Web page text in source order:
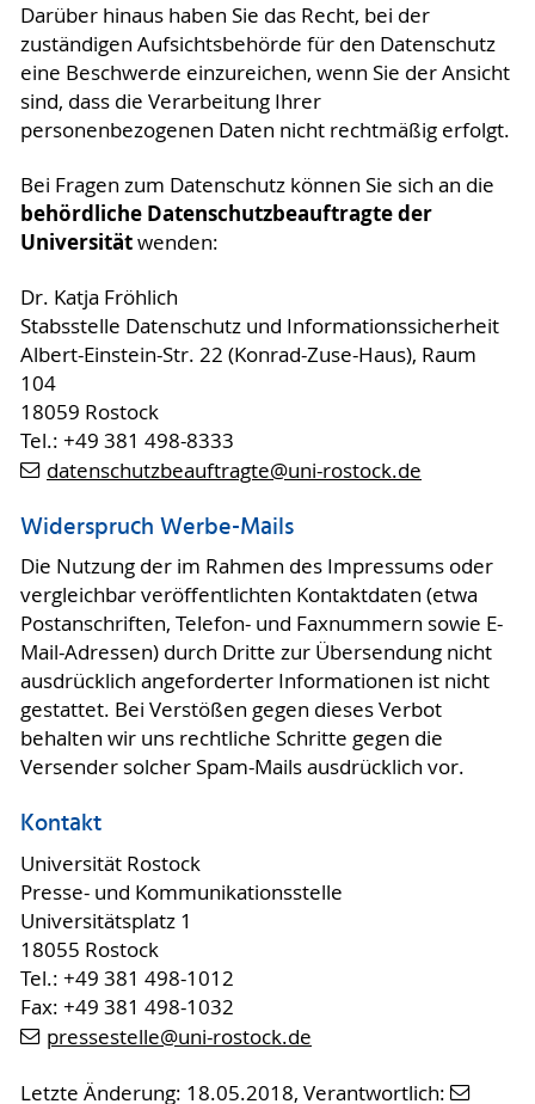
Darüber hinaus haben Sie das Recht, bei der
zuständigen Aufsichtsbehörde für den Datenschutz
eine Beschwerde einzureichen, wenn Sie der Ansicht
sind, dass die Verarbeitung Ihrer
personenbezogenen Daten nicht rechtmäßig erfolgt.
Bei Fragen zum Datenschutz können Sie sich an die
behördliche Datenschutzbeauftragte der
Universitätwenden:
Dr. Katja Fröhlich
Stabsstelle Datenschutz und Informationssicherheit
Albert-Einstein-Str. 22 (Konrad-Zuse-Haus), Raum
104
18059 Rostock
Tel.: +49 381 498-8333
datenschutzbeauftragte@uni-rostock.de
Widerspruch Werbe-Mails
Die Nutzung der im Rahmen des Impressums oder
vergleichbar veröffentlichten Kontaktdaten (etwa
Postanschriften, Telefon- und Faxnummern sowie E-
Mail-Adressen) durch Dritte zur Übersendung nicht
ausdrücklich angeforderter Informationen ist nicht
gestattet. Bei Verstößen gegen dieses Verbot
behalten wir uns rechtliche Schritte gegen die
Versender solcher Spam-Mails ausdrücklich vor.
Kontakt
Universität Rostock
Presse- und Kommunikationsstelle
Universitätsplatz 1
18055 Rostock
Tel.: +49 381 498-1012
Fax: +49 381 498-1032
pressestelle@uni-rostock.de
Letzte Änderung: 18.05.2018, Verantwortlich: